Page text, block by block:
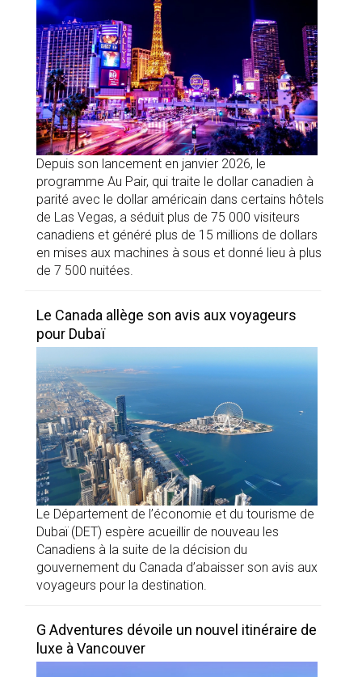
Depuis son lancement en janvier 2026, le
programme Au Pair, qui traite le dollar canadien à
parité avec le dollar américain dans certains hôtels
de Las Vegas, a séduit plus de 75 000 visiteurs
canadiens et généré plus de 15 millions de dollars
en mises aux machines à sous et donné lieu à plus
de 7 500 nuitées.
Le Canada allège son avis aux voyageurs
pour Dubaï
Le Département de l’économie et du tourisme de
Dubaï (DET) espère acueillir de nouveau les
Canadiens à la suite de la décision du
gouvernement du Canada d’abaisser son avis aux
voyageurs pour la destination.
G Adventures dévoile un nouvel itinéraire de
luxe à Vancouver